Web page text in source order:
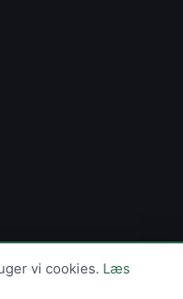
vi cookies. Læs